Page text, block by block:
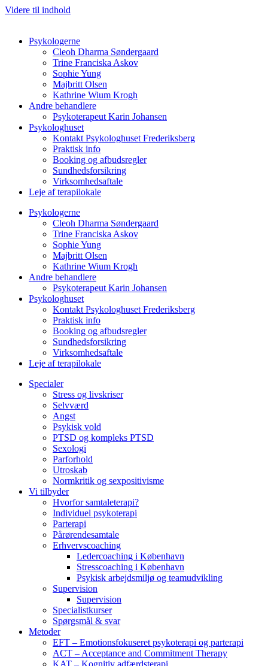
Videre til indhold
Psykologerne
Cleoh Dharma Søndergaard
Trine Franciska Askov
Sophie Yung
Majbritt Olsen
Kathrine Wium Krogh
Andre behandlere
Psykoterapeut Karin Johansen
Psykologhuset
Kontakt Psykologhuset Frederiksberg
Praktisk info
Booking og afbudsregler
Sundhedsforsikring
Virksomhedsaftale
Leje af terapilokale
Psykologerne
Cleoh Dharma Søndergaard
Trine Franciska Askov
Sophie Yung
Majbritt Olsen
Kathrine Wium Krogh
Andre behandlere
Psykoterapeut Karin Johansen
Psykologhuset
Kontakt Psykologhuset Frederiksberg
Praktisk info
Booking og afbudsregler
Sundhedsforsikring
Virksomhedsaftale
Leje af terapilokale
Specialer
Stress og livskriser
Selvværd
Angst
Psykisk vold
PTSD og kompleks PTSD
Sexologi
Parforhold
Utroskab
Normkritik og sexpositivisme
Vi tilbyder
Hvorfor samtaleterapi?
Individuel psykoterapi
Parterapi
Pårørendesamtale
Erhvervscoaching
Ledercoaching i København
Stresscoaching i København
Psykisk arbejdsmiljø og teamudvikling
Supervision
Supervision
Specialistkurser
Spørgsmål & svar
Metoder
EFT – Emotionsfokuseret psykoterapi og parterapi
ACT – Acceptance and Commitment Therapy
KAT – Kognitiv adfærdsterapi